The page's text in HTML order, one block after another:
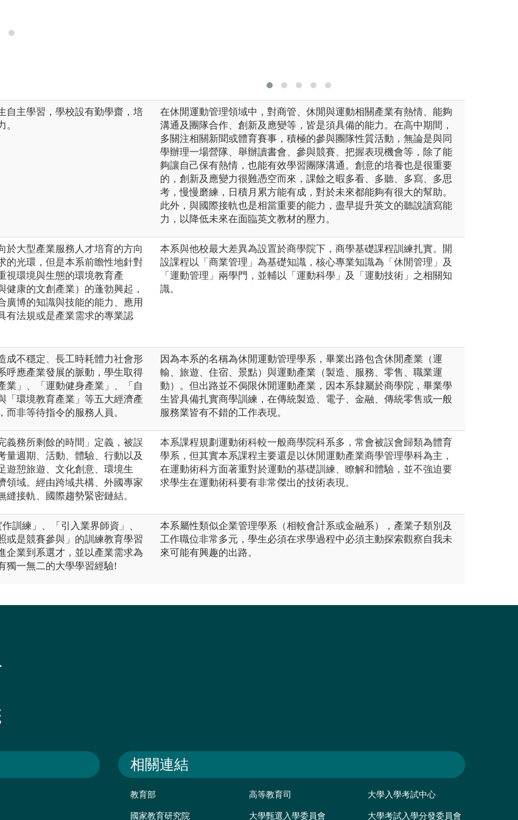
自主學習，學校設有勤學齋，培
。
在休閒運動管理領域中，對商管、休閒與運動相關產業有熱情、能夠
溝通及團隊合作、創新及應變等，皆是須具備的能力。在高中期間，
多關注相關新聞或體育賽事，積極的參與團隊性質活動，無論是與同
學辦理一場營隊、舉辦讀書會、參與競賽、把握表現機會等，除了能
夠讓自己保有熱情，也能有效學習團隊溝通。創意的培養也是很重要
的，創新及應變力很難憑空而來，課餘之暇多看、多聽、多寫、多思
考，慢慢磨練，日積月累方能有成，對於未來都能夠有很大的幫助。
此外，與國際接軌也是相當重要的能力，盡早提升英文的聽說讀寫能
力，以降低未來在面臨英文教材的壓力。
於大型產業服務人才培育的方向
的光環，但是本系前瞻性地針對
視環境與生態的環境教育產
康的文創產業）的蓬勃興起，
廣博的知識與技能的能力、應用
有法規或是產業需求的專業認
本系與他校最大差異為設置於商學院下，商學基礎課程訓練扎實。開
設課程以「商業管理」為基礎知識，核心專業知識為「休閒管理」及
「運動管理」兩學門，並輔以「運動科學」及「運動技術」之相關知
識。
成不穩定、長工時耗體力社會形
呼應產業發展的脈動，學生取得
業」、「運動健身產業」、「自
「環境教育產業」等五大經濟產
非等待指令的服務人員。
因為本系的名稱為休閒運動管理學系，畢業出路包含休閒產業（運
輸、旅遊、住宿、景點）與運動產業（製造、服務、零售、職業運
動）。但出路並不侷限休閒運動產業，因本系隸屬於商學院，畢業學
生皆具備扎實商學訓練，在傳統製造、電子、金融、傳統零售或一般
服務業皆有不錯的工作表現。
義務所剩餘的時間」定義，被誤
量週期、活動、體驗、行動以及
遊憩旅遊、文化創意、環境生
領域。經由跨域共構、外國專家
接軌、國際趨勢緊密鏈結。
本系課程規劃運動術科較一般商學院科系多，常會被誤會歸類為體育
學系，但其實本系課程主要還是以休閒運動產業商學管理學科為主，
在運動術科方面著重對於運動的基礎訓練、瞭解和體驗，並不強迫要
求學生在運動術科要有非常傑出的技術表現。
訓練」、「引入業界師資」、
或是競賽參與」的訓練教育學習
企業到系選才，並以產業需求為
獨一無二的大學學習經驗!
本系屬性類似企業管理學系（相較會計系或金融系），產業子類別及
工作職位非常多元，學生必須在求學過程中必須主動探索觀察自我未
來可能有興趣的出路。
相關連結
教育部 高等教育司 大學入學考試中心
國家教育研究院 大學甄選入學委員會 大學考試入學分發委員會